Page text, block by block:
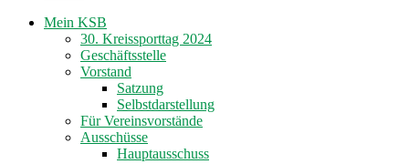
Mein KSB
30. Kreissporttag 2024
Geschäftsstelle
Vorstand
Satzung
Selbstdarstellung
Für Vereinsvorstände
Ausschüsse
Hauptausschuss